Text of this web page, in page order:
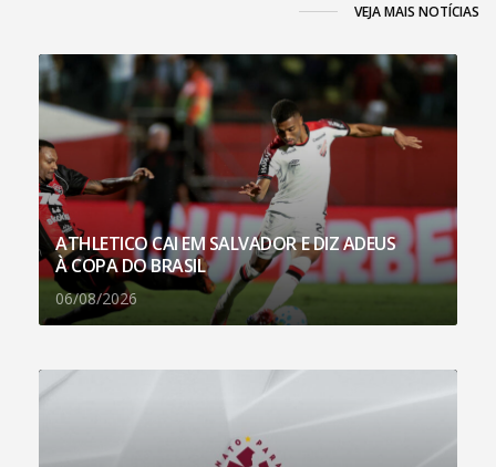
VEJA MAIS NOTÍCIAS
ATHLETICO CAI EM SALVADOR E DIZ ADEUS
À COPA DO BRASIL
06/08/2026